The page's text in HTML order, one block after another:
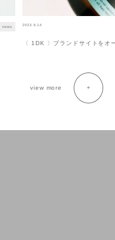
news 2023.6.14
〈 1DK 〉ブランドサイトをオ
view more